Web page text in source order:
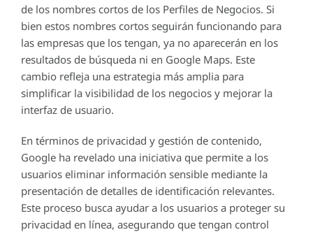
de los nombres cortos de los Perfiles de Negocios. Si
bien estos nombres cortos seguirán funcionando para
las empresas que los tengan, ya no aparecerán en los
resultados de búsqueda ni en Google Maps. Este
cambio refleja una estrategia más amplia para
simplificar la visibilidad de los negocios y mejorar la
interfaz de usuario.
En términos de privacidad y gestión de contenido,
Google ha revelado una iniciativa que permite a los
usuarios eliminar información sensible mediante la
presentación de detalles de identificación relevantes.
Este proceso busca ayudar a los usuarios a proteger su
privacidad en línea, asegurando que tengan control